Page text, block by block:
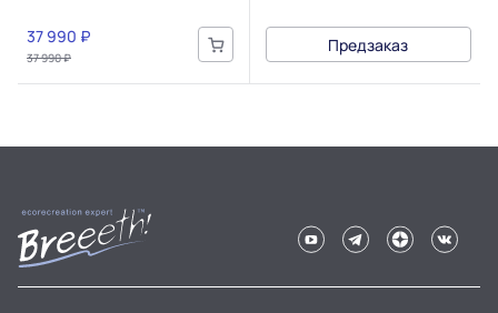
37 990 ₽
37 990 ₽
Предзаказ